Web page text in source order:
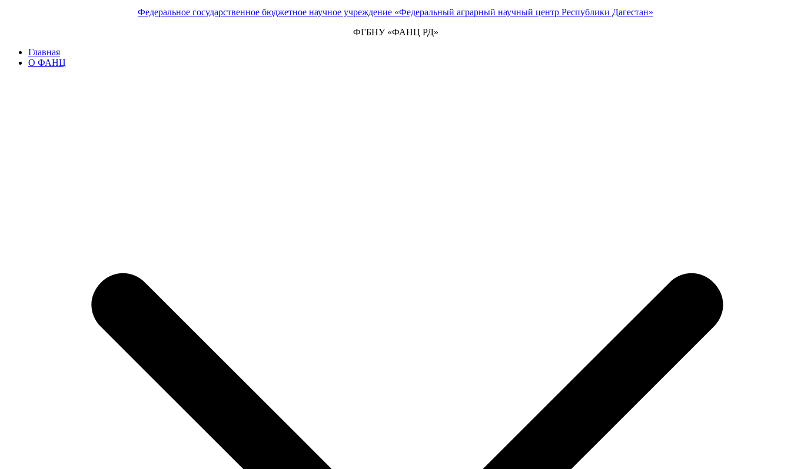
Федеральное государственное бюджетное научное учреждение «Федеральный аграрный научный центр Республики Дагестан»
ФГБНУ «ФАНЦ РД»
Главная
О ФАНЦ